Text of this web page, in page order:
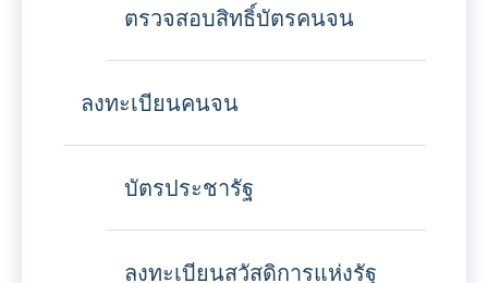
ตรวจสอบสิทธิ์บัตรคนจน
ลงทะเบียนคนจน
บัตรประชารัฐ
ลงทะเบียนสวัสดิการแห่งรัฐ